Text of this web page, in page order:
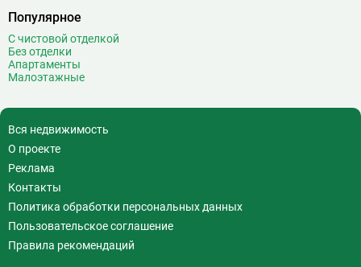
Популярное
С чистовой отделкой
Без отделки
Апартаменты
Малоэтажные
Вся недвижимость
О проекте
Реклама
Контакты
Политика обработки персональных данных
Пользовательское соглашение
Правила рекомендаций